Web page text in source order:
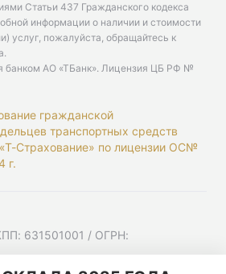
Статьи 437 Гражданского кодекса
информации о наличии и стоимости
услуг, пожалуйста, обращайтесь к
банком АО «ТБанк». Лицензия ЦБ РФ №
гражданской
транспортных средств
Страхование» по лицензии ОС№
г.
631501001 / ОГРН: